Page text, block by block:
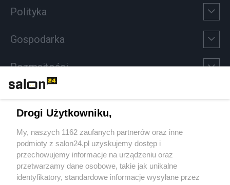
Polityka
Gospodarka
Rozmaitości
Sport
Społeczeństwo
Kultura
Drogi Użytkowniku,
My, naszych 1162 zaufanych partnerów oraz inne
podmioty z salon24.pl uzyskujemy dostęp i
przechowujemy informacje na urządzeniu oraz
przetwarzamy dane osobowe, takie jak unikalne
identyfikatory, standardowe informacje wysyłane przez